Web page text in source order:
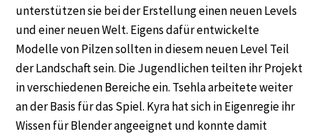
unterstützen sie bei der Erstellung einen neuen Levels
und einer neuen Welt. Eigens dafür entwickelte
Modelle von Pilzen sollten in diesem neuen Level Teil
der Landschaft sein. Die Jugendlichen teilten ihr Projekt
in verschiedenen Bereiche ein. Tsehla arbeitete weiter
an der Basis für das Spiel. Kyra hat sich in Eigenregie ihr
Wissen für Blender angeeignet und konnte damit